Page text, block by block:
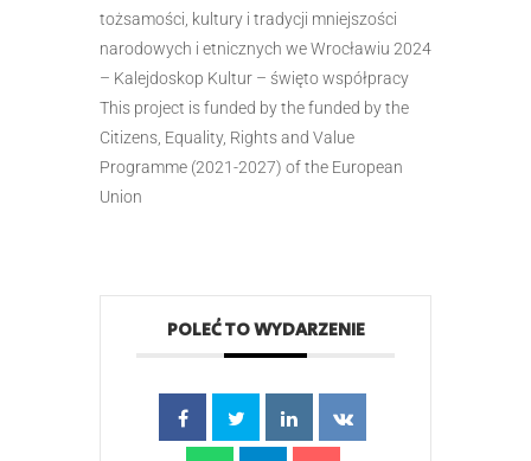
tożsamości, kultury i tradycji mniejszości
narodowych i etnicznych we Wrocławiu 2024
– Kalejdoskop Kultur – święto współpracy
This project is funded by the funded by the
Citizens, Equality, Rights and Value
Programme (2021-2027) of the European
Union
POLEĆ TO WYDARZENIE